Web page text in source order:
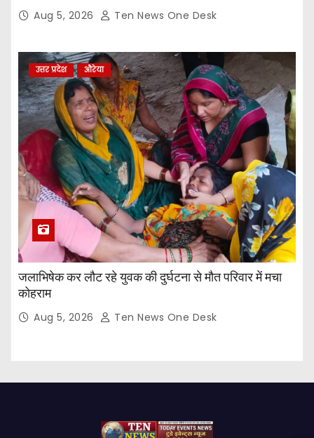
Aug 5, 2026 Ten News One Desk
उत्तर प्रदेश औरेया
जलाभिषेक कर लौट रहे युवक की दुर्घटना से मौत परिवार में मचा
कोहराम
Aug 5, 2026 Ten News One Desk